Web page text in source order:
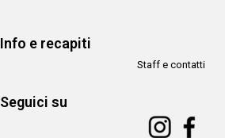
Info e recapiti
Staff e contatti
Seguici su